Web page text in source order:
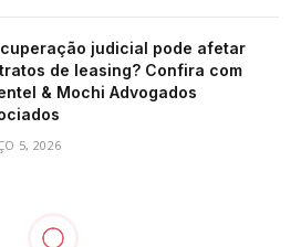
judicial pode afetar
de leasing? Confira com
& Mochi Advogados
5, 2026